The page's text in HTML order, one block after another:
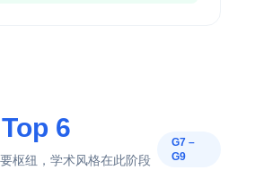
Top 6
枢纽，学术风格在此阶段
G7 –
G9